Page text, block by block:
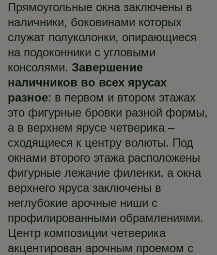
Прямоугольные окна заключены в
наличники, боковинами которых
служат полуколонки, опирающиеся
на подоконники с угловыми
консолями. Завершение
наличников во всех ярусах
разное: в первом и втором этажах
это фигурные бровки разной формы,
а в верхнем ярусе четверика –
сходящиеся к центру волюты. Под
окнами второго этажа расположены
фигурные лежачие филенки, а окна
верхнего яруса заключены в
неглубокие арочные ниши с
профилированными обрамлениями.
Центр композиции четверика
акцентирован арочным проемом с